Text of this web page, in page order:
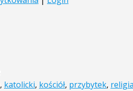
, katolicki, kościół, przybytek, religia